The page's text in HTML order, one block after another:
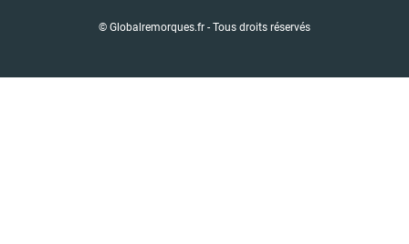
© Globalremorques.fr - Tous droits réservés